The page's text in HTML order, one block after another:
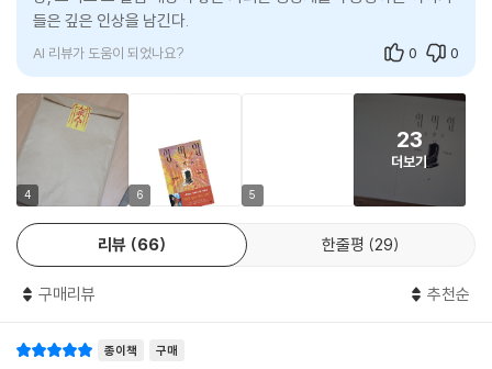
고 주저하는 그녀에게 상대는 말한다.
경매장 주소를 알려드리겠습니다. 받아 적으세요.
상대는 주저 없이 ‘블루소셜클럽’의 주소를 부르고, 그녀는 엉겁결에 그것
을 받아 적는다. 상대가 말을 잇는다.
이달 경매는 4월 1일 수요일 정오에 시작됩니다. 그럼, 그때 뵙겠습니다.
--- p.101「매일(買日)」중에서
그런데…… 오자와라는 남자는 왜 이런 인생을 헐값에 판 걸까.
넓고 쾌적한 주택, 과시하고 싶을 만큼 번듯한 학벌, 투자자로서 성공한 삶.
누가 봐도 프랭크 오자와의 인생은 완벽했다. 100불에 취하긴 아까울 정도
로.
고 다짐한다. 그런데 정작 소설에서 가장 기묘한 장면은 책상 밑에서 쥐의
두개골이 굴러 나오는 순간이 아니라, 화자가 민족문제연구소로부터 받은
증조부와 조부가 친일인명사전에 등재되어 있다는 메일을 스팸 처리하는
장면이다. 책상은 죄를 기억하지만, 사람은 알면서도 모른 척하기를 택하
고 마는 것이다. 슬프게도 소설은 화자의 이런 다짐으로 끝을 맺는다. “언
제까지고 내게는, 아니 우리에게는 아무 일도 일어나지 않을 것이다. 아무
표제작 〈인비인〉은 731부대 생체실험에 가담한 한 노인이 영화감독에게
보내는 편지로 시작한다. 노인은 자신이 전범이 아닌 그저 교수의 조수이
있다. 하얼빈의 비밀 실험실에서 한 조선인 여자가 낳은 밀가루를 얼기설
을 태어나게 한 남자를 ‘오야지(아버지)’라고 부르며 따르지만, 남자는 가
들은 깊은 인상을 남긴다.
AI 리뷰가 도움이 되었나요? 0 0
4 6 5
23
더보기
리뷰 66 한줄평 29
구매리뷰 추천순
종이책 구매